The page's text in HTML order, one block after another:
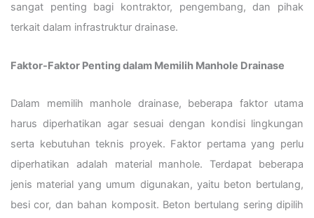
sangat penting bagi kontraktor, pengembang, dan pihak
terkait dalam infrastruktur drainase.
Faktor-Faktor Penting dalam Memilih Manhole Drainase
Dalam memilih manhole drainase, beberapa faktor utama
harus diperhatikan agar sesuai dengan kondisi lingkungan
serta kebutuhan teknis proyek. Faktor pertama yang perlu
diperhatikan adalah material manhole. Terdapat beberapa
jenis material yang umum digunakan, yaitu beton bertulang,
besi cor, dan bahan komposit. Beton bertulang sering dipilih